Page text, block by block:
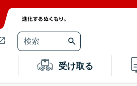
受け取る